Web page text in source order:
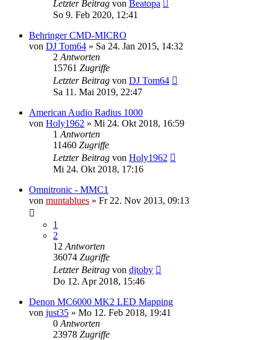
Letzter Beitrag von Beatopa
So 9. Feb 2020, 12:41
Behringer CMD-MICRO
von DJ Tom64 » Sa 24. Jan 2015, 14:32
2 Antworten
15761 Zugriffe
Letzter Beitrag von DJ Tom64
Sa 11. Mai 2019, 22:47
American Audio Radius 1000
von Holy1962 » Mi 24. Okt 2018, 16:59
1 Antworten
11460 Zugriffe
Letzter Beitrag von Holy1962
Mi 24. Okt 2018, 17:16
Omnitronic - MMC1
von muntablues » Fr 22. Nov 2013, 09:13
1
2
12 Antworten
36074 Zugriffe
Letzter Beitrag von djtoby
Do 12. Apr 2018, 15:46
Denon MC6000 MK2 LED Mapping
von just35 » Mo 12. Feb 2018, 19:41
0 Antworten
23978 Zugriffe